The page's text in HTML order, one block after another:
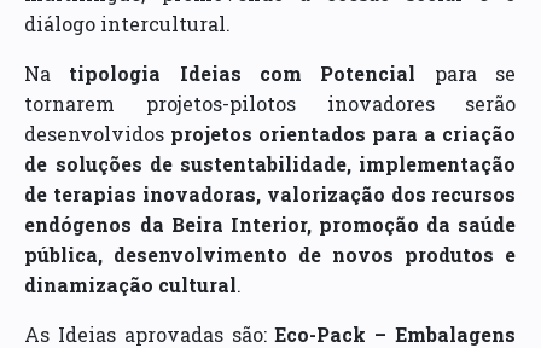
diálogo intercultural.
Na tipologia Ideias com Potencial para se
tornarem projetos-pilotos inovadores serão
desenvolvidos projetos orientados para a criação
de soluções de sustentabilidade, implementação
de terapias inovadoras, valorização dos recursos
endógenos da Beira Interior, promoção da saúde
pública, desenvolvimento de novos produtos e
dinamização cultural.
As Ideias aprovadas são:Eco-Pack – Embalagens